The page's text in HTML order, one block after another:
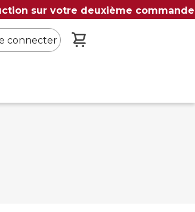
sur votre deuxième commande
connecter